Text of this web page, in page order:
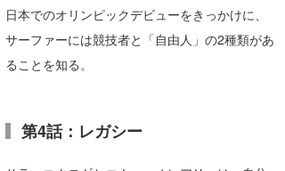
日本でのオリンピックデビューをきっかけに、
サーファーには競技者と「自由人」の2種類があ
ることを知る。
第4話：レガシー